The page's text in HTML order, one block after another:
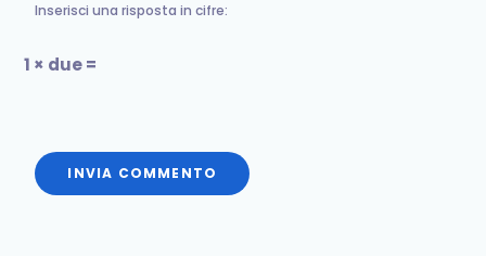
Inserisci una risposta in cifre:
1 × due =